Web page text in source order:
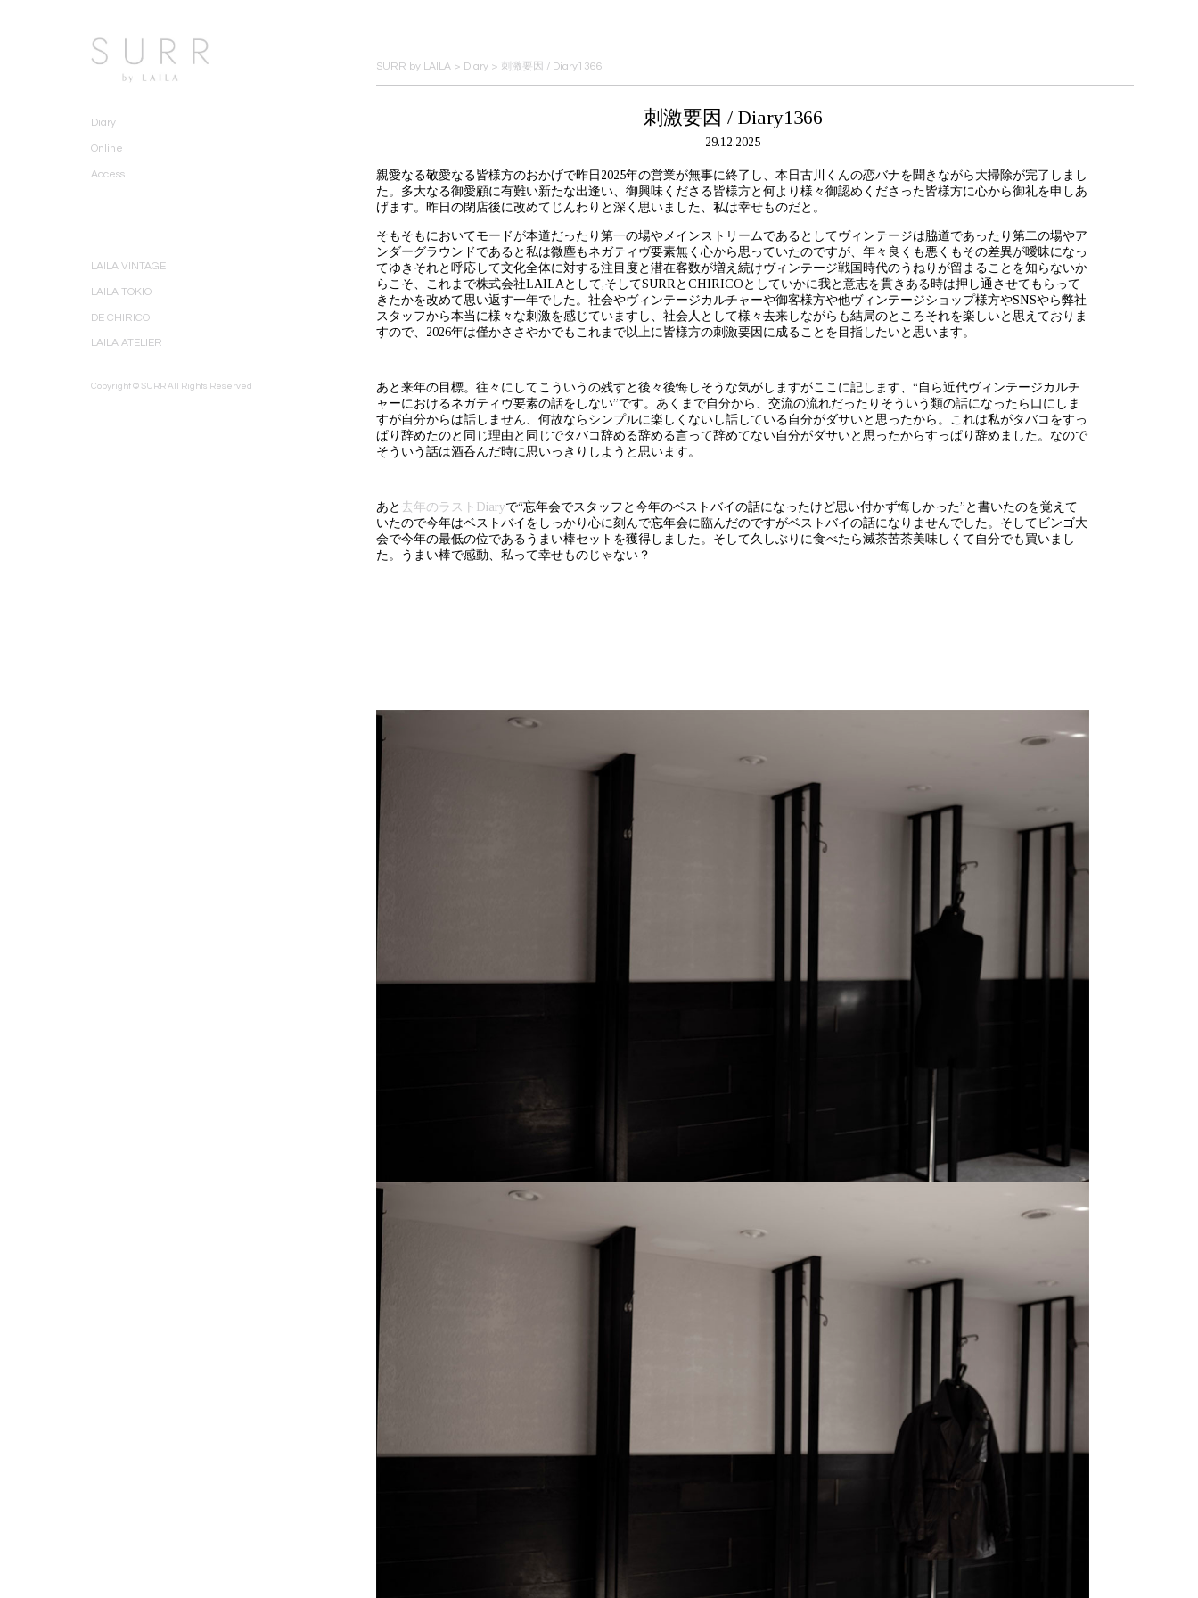
Diary
Online
Access
LAILA VINTAGE
LAILA TOKIO
DE CHIRICO
LAILA ATELIER
Copyright © SURR All Rights Reserved
SURR by LAILA > Diary > 刺激要因 / Diary1366
刺激要因 / Diary1366
29.12.2025
親愛なる敬愛なる皆様方のおかげで昨日2025年の営業が無事に終了し、本日古川くんの恋バナを聞きながら大掃除が完了しまし
た。多大なる御愛顧に有難い新たな出逢い、御興味くださる皆様方と何より様々御認めくださった皆様方に心から御礼を申しあ
げます。昨日の閉店後に改めてじんわりと深く思いました、私は幸せものだと。
そもそもにおいてモードが本道だったり第一の場やメインストリームであるとしてヴィンテージは脇道であったり第二の場やア
ンダーグラウンドであると私は微塵もネガティヴ要素無く心から思っていたのですが、年々良くも悪くもその差異が曖昧になっ
てゆきそれと呼応して文化全体に対する注目度と潜在客数が増え続けヴィンテージ戦国時代のうねりが留まることを知らないか
らこそ、これまで株式会社LAILAとして,そしてSURRとCHIRICOとしていかに我と意志を貫きある時は押し通させてもらって
きたかを改めて思い返す一年でした。社会やヴィンテージカルチャーや御客様方や他ヴィンテージショップ様方やSNSやら弊社
スタッフから本当に様々な刺激を感じていますし、社会人として様々去来しながらも結局のところそれを楽しいと思えておりま
すので、2026年は僅かささやかでもこれまで以上に皆様方の刺激要因に成ることを目指したいと思います。
あと来年の目標。往々にしてこういうの残すと後々後悔しそうな気がしますがここに記します、“自ら近代ヴィンテージカルチ
ャーにおけるネガティヴ要素の話をしない”です。あくまで自分から、交流の流れだったりそういう類の話になったら口にしま
すが自分からは話しません、何故ならシンプルに楽しくないし話している自分がダサいと思ったから。これは私がタバコをすっ
ぱり辞めたのと同じ理由と同じでタバコ辞める辞める言って辞めてない自分がダサいと思ったからすっぱり辞めました。なので
そういう話は酒呑んだ時に思いっきりしようと思います。
あと 去年のラストDiaryで“忘年会でスタッフと今年のベストバイの話になったけど思い付かず悔しかった”と書いたのを覚えて
いたので今年はベストバイをしっかり心に刻んで忘年会に臨んだのですがベストバイの話になりませんでした。そしてビンゴ大
会で今年の最低の位であるうまい棒セットを獲得しました。そして久しぶりに食べたら滅茶苦茶美味しくて自分でも買いまし
た。うまい棒で感動、私って幸せものじゃない？